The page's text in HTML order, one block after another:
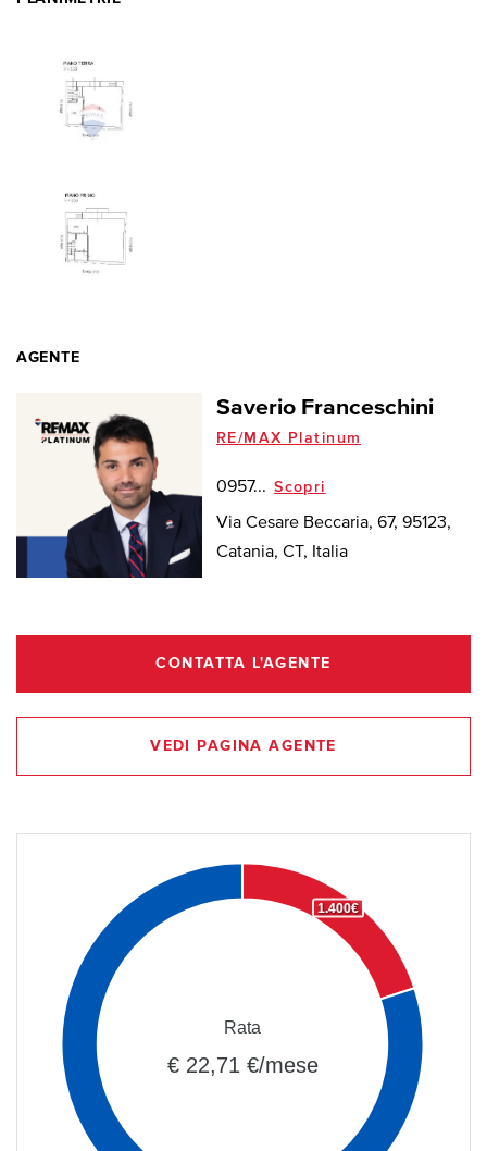
AGENTE
Saverio Franceschini
RE/MAX Platinum
0957... Scopri
Via Cesare Beccaria, 67, 95123,
Catania, CT, Italia
CONTATTA L'AGENTE
VEDI PAGINA AGENTE
1.400€
Rata
€ 22,71 €/mese